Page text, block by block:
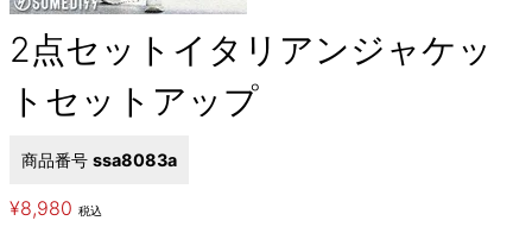
2点セットイタリアンジャケッ
トセットアップ
商品番号 ssa8083a
¥8,980 税込